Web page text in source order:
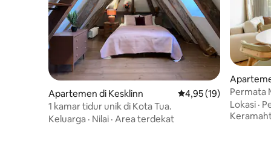
Apartemen di Kesklinn Nilai rata-rata 4,95
4,95 (19)
1 kamar tidur unik di Kota Tua.
Keluarga · Nilai · Area terdekat
Permata
Lokasi ·